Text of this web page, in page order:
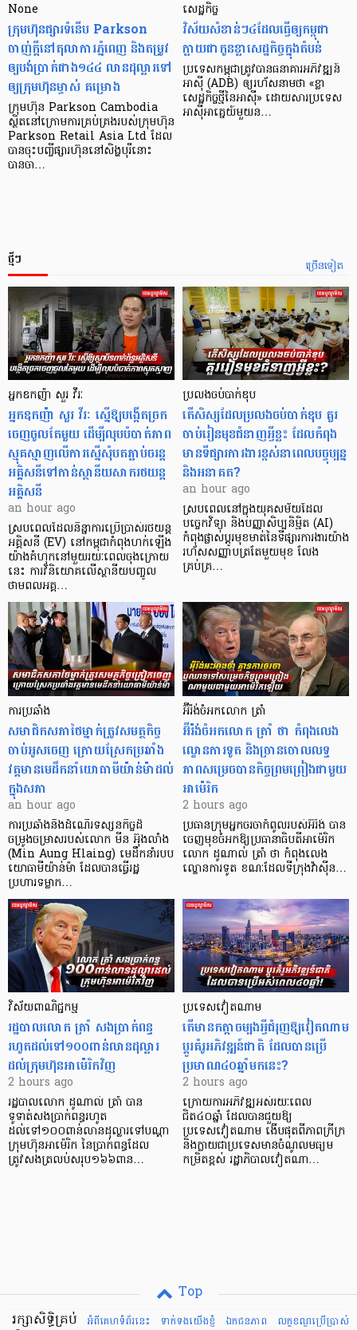
None
ក្រុមហ៊ុនផ្សារទំនើប Parkson
ចាញ់ក្ដីនៅតុលាការភ្នំពេញ និងតម្រូវ
ឲ្យបង់ប្រាក់ជាង១៤៤ លានដុល្លារទៅ
ឲ្យក្រុមហ៊ុនម្ចាស់ គម្រោង
ក្រុមហ៊ុន Parkson Cambodia
ស្ថិតនៅក្រោមការគ្រប់គ្រងរបស់ក្រុមហ៊ុន
Parkson Retail Asia Ltd ដែល
បានចុះបញ្ចីផ្សារហ៊ុននៅសិង្ហបុរីនោះ
បានចា…
សេដ្ឋកិច្ច​
វិស័យ​សំខាន់ៗ​៤​ដែល​ធ្វើ​ឲ្យ​កម្ពុជា​
ក្លាយ​ជា​កូន​ខ្លា​សេដ្ឋកិច្ច​ក្នុង​តំបន់
ប្រទេស​កម្ពុជា​ត្រូវ​បាន​ធនាគារ​អភិវឌ្ឍន៍​
អាស៊ី (ADB) ឲ្យ​រហ័ស​នាមថា «ខ្លា​
សេដ្ឋកិច្ច​ថ្មី​នៃ​អាស៊ី» ដោយសារ​ប្រទេស​
អាស៊ី​អាគ្នេយ៍​មួយ​ន…
ច្រើនទៀត
ថ្មីៗ
អ្នកឧកញ៉ា សួរ វីរៈ
អ្នកឧកញ៉ា សួរ វីរៈ ស្នើឱ្យបង្កើតច្រក
ចេញចូលតែមួយ ដើម្បីលុបបំបាត់ភាព
ស្មុគស្មាញលើការស្នើសុំបតភ្ជាប់ចរន្ត
អគ្គិសនីទៅកាន់ស្ថានីយសាករថយន្ត
អគ្គិសនី
an hour ago
ស្របពេលដែលនិន្នាការប្រើប្រាស់រថយន្ត
អគ្គិសនី (EV) នៅកម្ពុជាកំពុងហក់ឡើង
យ៉ាងគំហុកនៅមួយរយៈពេលចុងក្រោយ
នេះ ការវិនិយោគលើស្ថានីយបញ្ចូល
ថាមពលអគ្គ…
ប្រលងចប់បាក់ឌុប
តើសិស្សដែលប្រលងចប់បាក់ឌុប គួរ
ចាប់រៀនមុខជំនាញអ្វីខ្លះ ដែលកំពុង
មានទីផ្សារការងារខ្ពស់នាពេលបច្ចុប្បន្ន
និងអនាគត?
an hour ago
ស្របពេលនៅក្នុងយុគសម័យដែល
បច្ចេកវិទ្យា និងបញ្ញាសិប្បនិម្មិត (AI)
កំពុងផ្លាស់ប្តូរមុខមាត់នៃទីផ្សារការងារយ៉ាង
រហ័សសញ្ញាបត្រតែមួយមុខ លែង
គ្រប់គ្រ…
ការប្រឆាំង
សមាជិកសភាថៃម្នាក់ត្រូវសមត្ថកិច្ច
ចាប់អូសចេញ ក្រោយស្រែកប្រឆាំង
វត្តមានមេដឹកនាំយោធាមីយ៉ាន់ម៉ាដល់
ក្នុងសភា
an hour ago
ការប្រឆាំងនឹងដំណើរទស្សនកិច្ចដ៏
ចម្រូងចម្រាសរបស់លោក មីន អ៊ុងលាំង
(Min Aung Hlaing) មេដឹកនាំរបប
យោធាមីយ៉ាន់ម៉ា ដែលបានធ្វើរដ្ឋ
ប្រហារទម្លាក…
អ៊ីរ៉ង់ចំអកលោក ត្រាំ
អ៊ីរ៉ង់ចំអកលោក ត្រាំ ថា កំពុងលេង
ល្ខោនការទូត និងច្រានចោលលទ្ធ
ភាពសម្រេចបានកិច្ចព្រមព្រៀងជាមួយ
អាម៉េរិក
2 hours ago
ប្រធានក្រុមអ្នកចរចាកំពូលរបស់អ៊ីរ៉ង់ បាន
ចេញមុខចំអកឱ្យប្រធានាធិបតីអាម៉េរិក
លោក ដូណាល់ ត្រាំ ថា កំពុងលេង
ល្ខោនការទូត ខណៈដែលទីក្រុងវ៉ាស៊ីន…
វិស័យ​ពាណិជ្ជកម្ម
រដ្ឋបាលលោក ត្រាំ សងប្រាក់ពន្ធ
រហូតដល់ទៅ១០០ពាន់លានដុល្លារ
ដល់ក្រុមហ៊ុនអាម៉េរិកវិញ
2 hours ago
រដ្ឋបាលលោក ដូណាល់ ត្រាំ បាន​
ទូទាត់សងប្រាក់ពន្ធរហូត
ដល់ទៅ១០០ពាន់លានដុល្លារទៅបណ្ដា
ក្រុមហ៊ុនអាម៉េរិក នៃប្រាក់ពន្ធដែល
ត្រូវសងត្រលប់សរុប១៦៦ពាន…
ប្រទេសវៀតណាម
តើមានកត្តាចម្បងអ្វីជំរុញឱ្យវៀតណាម
ប្តូរគំរូអភិវឌ្ឍន៍ជាតិ ដែលបានប្រើ
ប្រមាណ៤០ឆ្នាំមកនេះ?
2 hours ago
ក្រោយការអភិវឌ្ឍអស់រយៈពេល
ជិត៤០ឆ្នាំ ដែលបានជួយឱ្យ​
ប្រទេសវៀតណាម ងើប​ផុតពីភាពក្រីក្រ
និងក្លាយជាប្រទេសមានចំណូលមធ្យម
កម្រិតខ្ពស់ រដ្ឋាភិបាលវៀតណា…
Top
អំពីគេហទំព័រនេះ
ទាក់ទងយើងខ្ញំ ឯកជនភាព លក្ខខណ្ឌ​ប្រើ​ប្រាស់
រក្សាសិទ្ធិគ្រប់